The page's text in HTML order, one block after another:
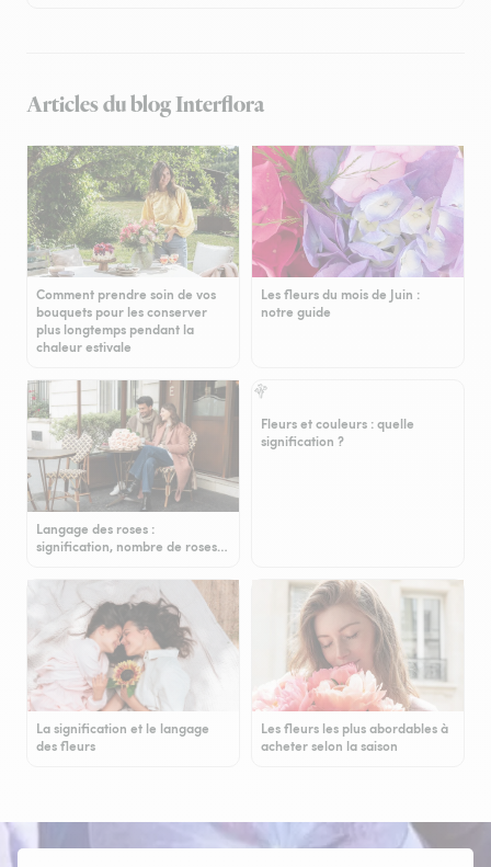
Articles du blog Interflora
Comment prendre soin de vos
bouquets pour les conserver
plus longtemps pendant la
chaleur estivale
Les fleurs du mois de Juin :
notre guide
Langage des roses :
signification, nombre de roses…
Fleurs et couleurs : quelle
signification ?
La signification et le langage
des fleurs
Les fleurs les plus abordables à
acheter selon la saison